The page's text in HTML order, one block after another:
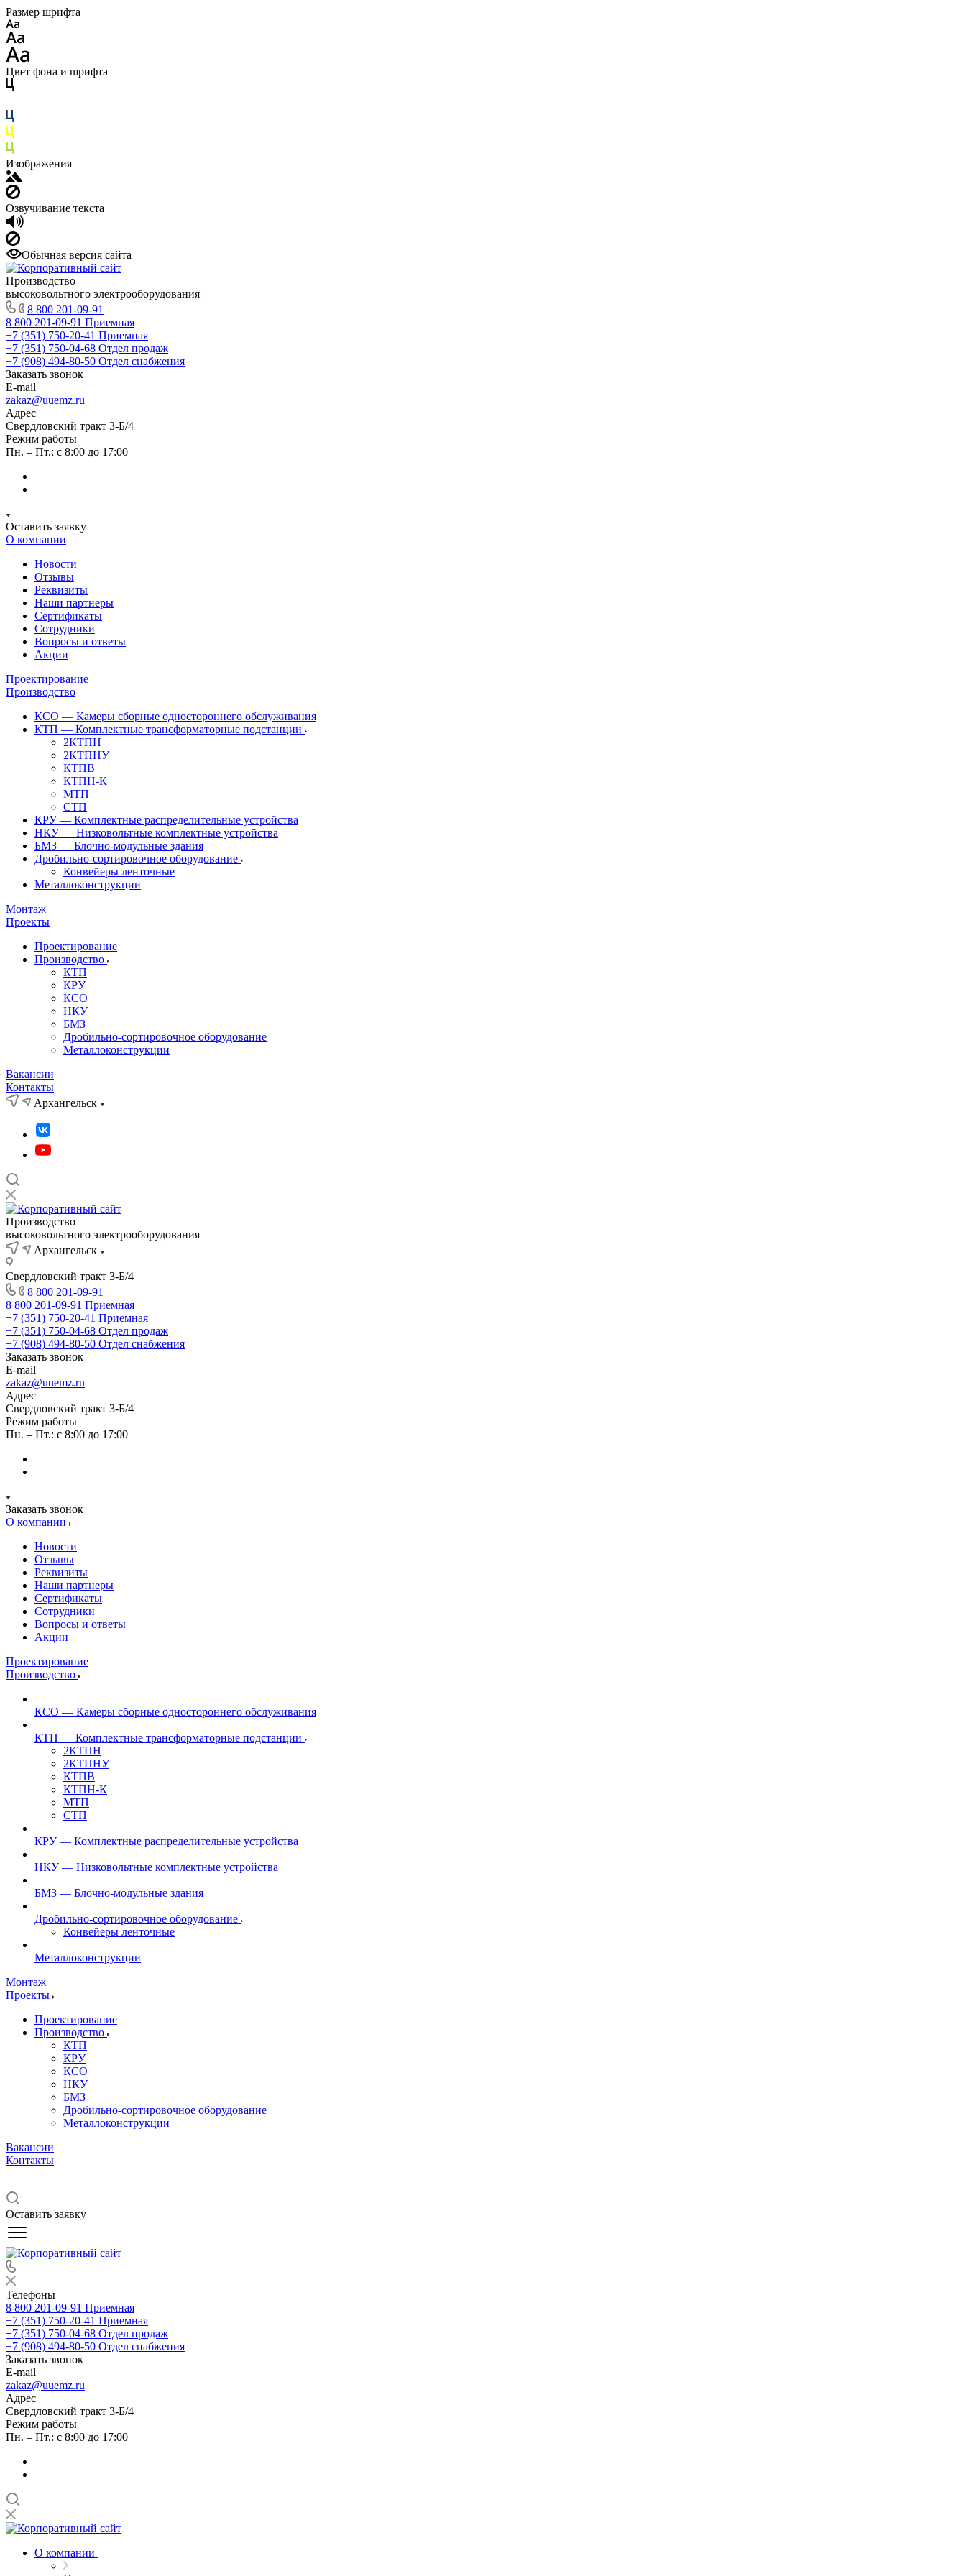
Размер шрифта
Цвет фона и шрифта
Изображения
Озвучивание текста
Обычная версия сайта
Производство
высоковольтного электрооборудования
8 800 201-09-91
8 800 201-09-91 Приемная
+7 (351) 750-20-41 Приемная
+7 (351) 750-04-68 Отдел продаж
+7 (908) 494-80-50 Отдел снабжения
Заказать звонок
E-mail
zakaz@uuemz.ru
Адрес
Свердловский тракт 3-Б/4
Режим работы
Пн. – Пт.: с 8:00 до 17:00
Оставить заявку
О компании
Новости
Отзывы
Реквизиты
Наши партнеры
Сертификаты
Сотрудники
Вопросы и ответы
Акции
Проектирование
Производство
КСО — Камеры сборные одностороннего обслуживания
КТП — Комплектные трансформаторные подстанции
2КТПН
2КТПНУ
КТПВ
КТПН-К
МТП
СТП
КРУ — Комплектные распределительные устройства
НКУ — Низковольтные комплектные устройства
БМЗ — Блочно-модульные здания
Дробильно-сортировочное оборудование
Конвейеры ленточные
Металлоконструкции
Монтаж
Проекты
Проектирование
Производство
КТП
КРУ
КСО
НКУ
БМЗ
Дробильно-сортировочное оборудование
Металлоконструкции
Вакансии
Контакты
Архангельск
Производство
высоковольтного электрооборудования
Архангельск
Свердловский тракт 3-Б/4
8 800 201-09-91
8 800 201-09-91 Приемная
+7 (351) 750-20-41 Приемная
+7 (351) 750-04-68 Отдел продаж
+7 (908) 494-80-50 Отдел снабжения
Заказать звонок
E-mail
zakaz@uuemz.ru
Адрес
Свердловский тракт 3-Б/4
Режим работы
Пн. – Пт.: с 8:00 до 17:00
Заказать звонок
О компании
Новости
Отзывы
Реквизиты
Наши партнеры
Сертификаты
Сотрудники
Вопросы и ответы
Акции
Проектирование
Производство
КСО — Камеры сборные одностороннего обслуживания
КТП — Комплектные трансформаторные подстанции
2КТПН
2КТПНУ
КТПВ
КТПН-К
МТП
СТП
КРУ — Комплектные распределительные устройства
НКУ — Низковольтные комплектные устройства
БМЗ — Блочно-модульные здания
Дробильно-сортировочное оборудование
Конвейеры ленточные
Металлоконструкции
Монтаж
Проекты
Проектирование
Производство
КТП
КРУ
КСО
НКУ
БМЗ
Дробильно-сортировочное оборудование
Металлоконструкции
Вакансии
Контакты
Оставить заявку
Телефоны
8 800 201-09-91 Приемная
+7 (351) 750-20-41 Приемная
+7 (351) 750-04-68 Отдел продаж
+7 (908) 494-80-50 Отдел снабжения
Заказать звонок
E-mail
zakaz@uuemz.ru
Адрес
Свердловский тракт 3-Б/4
Режим работы
Пн. – Пт.: с 8:00 до 17:00
О компании